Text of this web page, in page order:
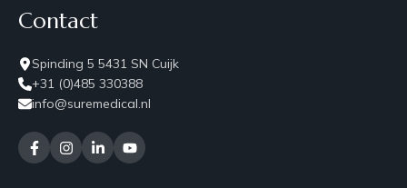
Contact
Spinding 5 5431 SN Cuijk
+31 (0)485 330388
info@suremedical.nl